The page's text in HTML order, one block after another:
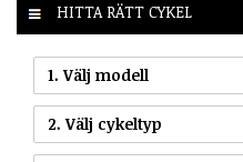
HITTA RÄTT CYKEL
1. Välj modell
2. Välj cykeltyp